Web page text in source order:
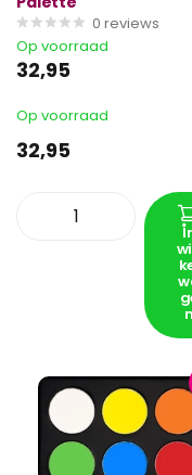
0 reviews
Op voorraad
32,95
Op voorraad
32,95
n